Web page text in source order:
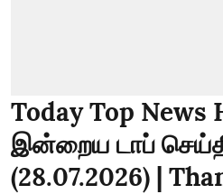
Today Top News
இன்றைய டாப்
(28.07.2026) |